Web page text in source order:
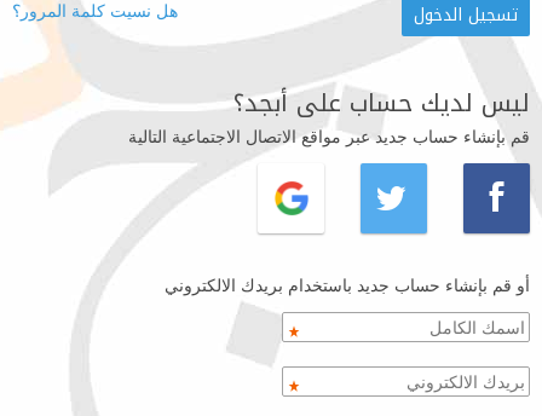
هل نسيت كلمة المرور؟
ليس لديك حساب على أبجد؟
قم بإنشاء حساب جديد عبر مواقع الاتصال الاجتماعية التالية
أو قم بإنشاء حساب جديد باستخدام بريدك الالكتروني